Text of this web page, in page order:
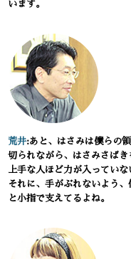
います。
荒井:あと、はさみは僕らの
切られながら、はさみさばき
上手な人ほど力が入っていな
それに、手がぶれないよう
と小指で支えてるよね。